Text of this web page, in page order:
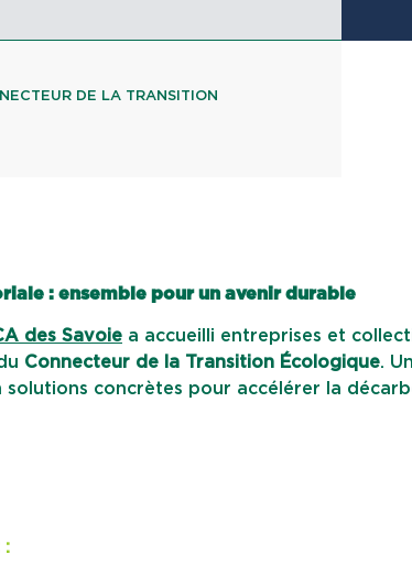
DE LA TRANSITION
: ensemble pour un avenir durable
des Savoie a accueilli entreprises et
Connecteur de la Transition Écologique.
solutions concrètes pour accélérer la
: